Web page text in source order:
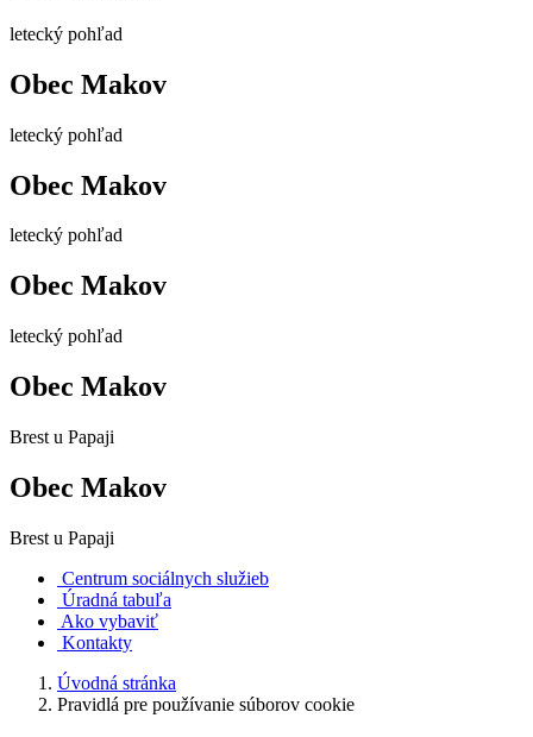
letecký pohľad
Obec Makov
letecký pohľad
Obec Makov
letecký pohľad
Obec Makov
letecký pohľad
Obec Makov
Brest u Papaji
Obec Makov
Brest u Papaji
Centrum sociálnych služieb
Úradná tabuľa
Ako vybaviť
Kontakty
Úvodná stránka
Pravidlá pre používanie súborov cookie